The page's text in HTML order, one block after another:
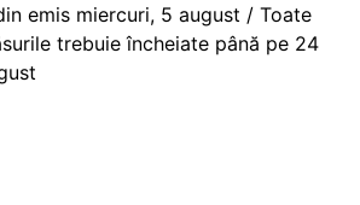
emis miercuri, 5 august / Toate
trebuie încheiate până pe 24